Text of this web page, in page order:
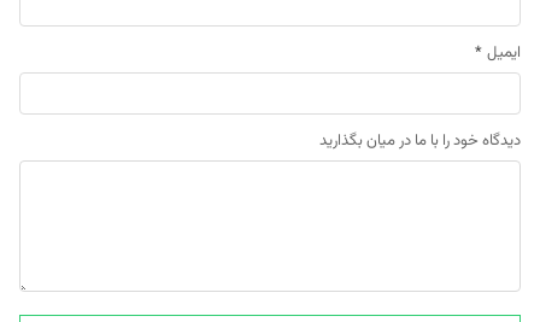
ایمیل *
دیدگاه خود را با ما در میان بگذارید